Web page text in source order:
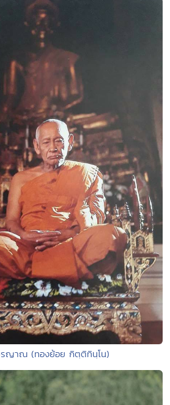
รญาณ (ทองย้อย กิตฺติทินฺโน)